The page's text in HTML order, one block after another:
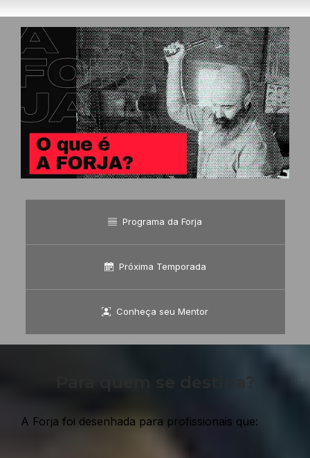
Programa da Forja
Próxima Temporada
Conheça seu Mentor
Para quem se destina?
A Forja foi desenhada para profissionais que: